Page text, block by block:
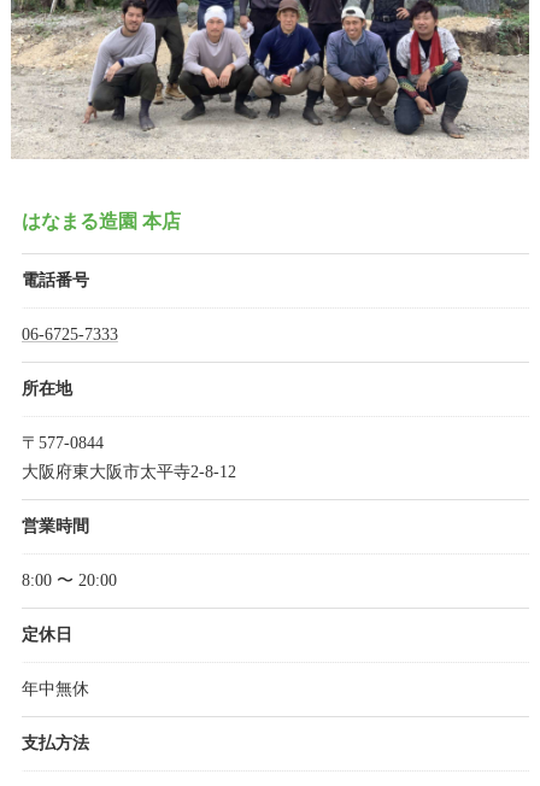
はなまる造園 本店
電話番号
06-6725-7333
所在地
〒577-0844
大阪府東大阪市太平寺2-8-12
営業時間
8:00 〜 20:00
定休日
年中無休
支払方法